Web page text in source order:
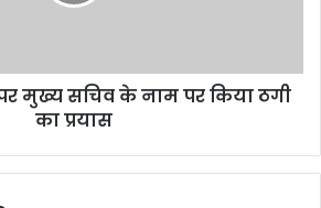
मुख्य सचिव के नाम पर किया ठगी
का प्रयास